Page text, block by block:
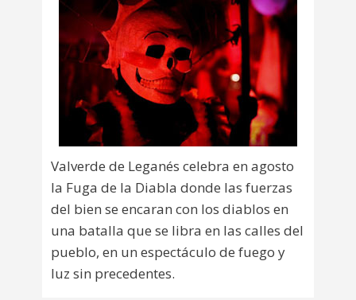
Valverde de Leganés celebra en agosto
la Fuga de la Diabla donde las fuerzas
del bien se encaran con los diablos en
una batalla que se libra en las calles del
pueblo, en un espectáculo de fuego y
luz sin precedentes.